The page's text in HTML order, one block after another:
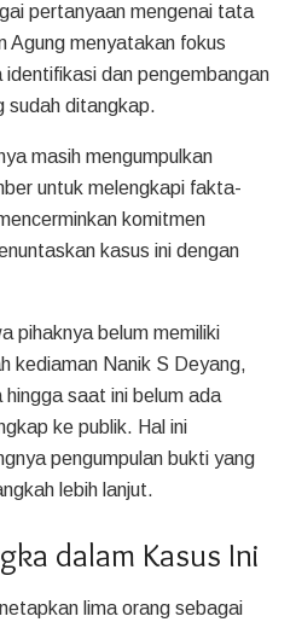
pertanyaan mengenai tata
Agung menyatakan fokus
dan pengembangan
sudah ditangkap.
masih mengumpulkan
untuk melengkapi fakta-
komitmen
kasus ini dengan
pihaknya belum memiliki
kediaman Nanik S Deyang,
saat ini belum ada
ke publik. Hal ini
pengumpulan bukti yang
lebih lanjut.
dalam Kasus Ini
lima orang sebagai